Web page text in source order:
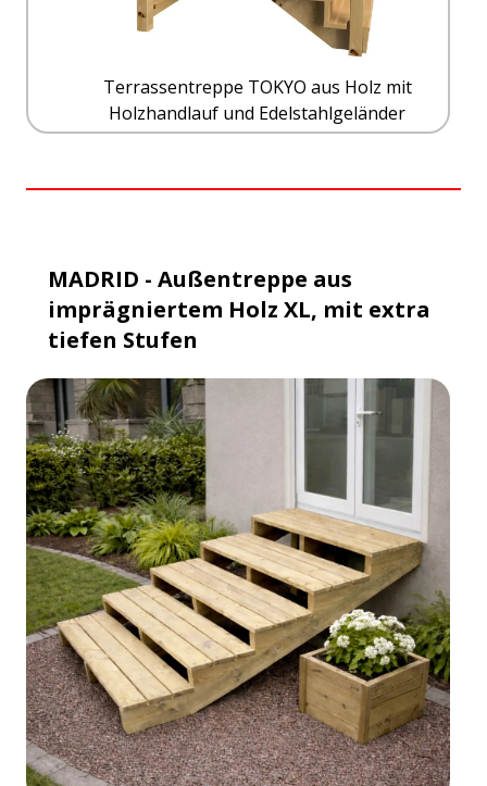
Terrassentreppe TOKYO aus Holz mit
Holzhandlauf und Edelstahlgeländer
MADRID - Außentreppe aus
imprägniertem Holz XL, mit extra
tiefen Stufen